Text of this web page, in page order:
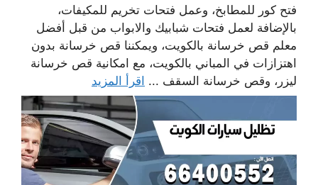
فتح كور للمطابخ، وعمل فتحات تخريم للمكيفات،
بالإضافة لعمل فتحات شبابيك والابواب من قبل أفضل
معلم قص خرسانة بالكويت، ويمكننا قص خرسانة بدون
اهتزازات في المباني بالكويت، مع امكانية قص خرسانة
ليزر، وقص خرسانة السقف ... اقرأ المزيد